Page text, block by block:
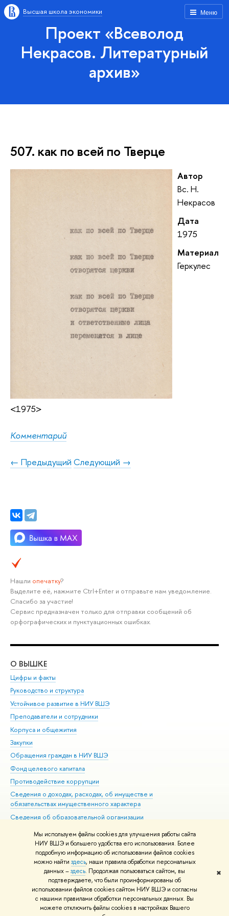
Мы используем файлы cookies для улучшения работы сайта
НИУ ВШЭ и большего удобства его использования. Более
подробную информацию об использовании файлов cookies
можно найти здесь, наши правила обработки персональных
данных –здесь. Продолжая пользоваться сайтом, вы
подтверждаете, что были проинформированы об
использовании файлов cookies сайтом НИУ ВШЭ и согласны
с нашими правилами обработки персональных данных. Вы
можете отключить файлы cookies в настройках Вашего
✖
Меню
Высшая школа экономики
Проект «Всеволод
Некрасов. Литературный
архив»
507. как по всей по Тверце
Автор
Вс. Н.
Некрасов
Дата
1975
Материал
Геркулес
<1975>
Комментарий
← Предыдущий Следующий →
Нашли опечатку?
Выделите её, нажмите Ctrl+Enter и отправьте нам уведомление.
Спасибо за участие!
Сервис предназначен только для отправки сообщений об
орфографических и пунктуационных ошибках.
О ВЫШКЕ
Цифры и факты
Руководство и структура
Устойчивое развитие в НИУ ВШЭ
Преподаватели и сотрудники
Корпуса и общежития
Закупки
Обращения граждан в НИУ ВШЭ
Фонд целевого капитала
Противодействие коррупции
Сведения о доходах, расходах, об имуществе и
обязательствах имущественного характера
Сведения об образовательной организации
Людям с ограниченными возможностями здоровья
Единая платежная страница
Работа в Вышке
© НИУ ВШЭ 1993–2026 Адреса и контакты Условия использования
материалов Политика конфиденциальности Карта сайта
Шрифты HSE Sans и HSE Slab разработаны вШколе дизайна НИУ ВШЭ